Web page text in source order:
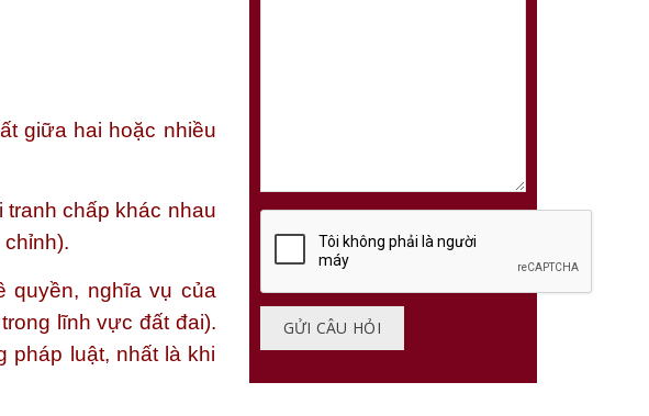
giữa hai hoặc nhiều
tranh chấp khác nhau
quyền, nghĩa vụ của
lĩnh vực đất đai).
pháp luật, nhất là khi